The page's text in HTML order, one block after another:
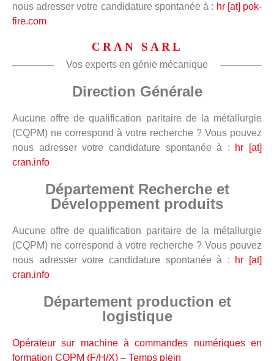
nous adresser votre candidature spontanée à : hr [at] pok-
fire.com
CRAN SARL
Vos experts en génie mécanique
Direction Générale
Aucune offre de qualification paritaire de la métallurgie
(CQPM) ne correspond à votre recherche ? Vous pouvez
nous adresser votre candidature spontanée à : hr [at]
cran.info
Département Recherche et
Développement produits
Aucune offre de qualification paritaire de la métallurgie
(CQPM) ne correspond à votre recherche ? Vous pouvez
nous adresser votre candidature spontanée à : hr [at]
cran.info
Département production et
logistique
Opérateur sur machine à commandes numériques en
formation CQPM (F/H/X) – Temps plein